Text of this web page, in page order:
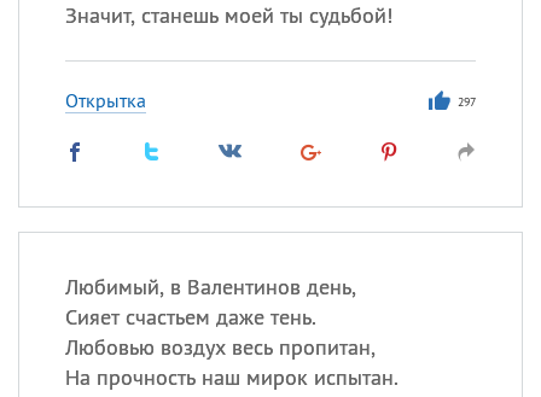
Значит, станешь моей ты судьбой!
Открытка 297
Любимый, в Валентинов день,
Сияет счастьем даже тень.
Любовью воздух весь пропитан,
На прочность наш мирок испытан.